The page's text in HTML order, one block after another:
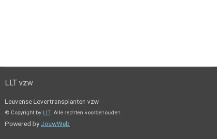
LLT vzw
Leuvense Levertransplanten vzw
© Copyright by LLT. Alle rechten voorbehouden.
Powered by JouwWeb